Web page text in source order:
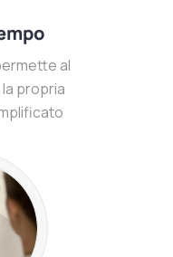
al
propria